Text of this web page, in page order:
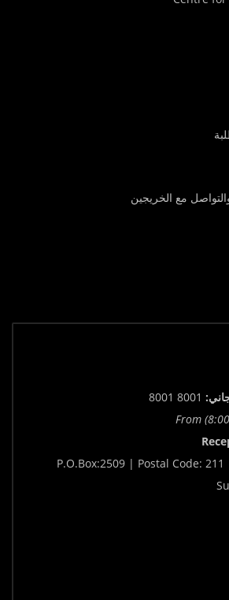
مع الخريجين
8001 8001
From
P.O.Box:2509 | Postal Code: